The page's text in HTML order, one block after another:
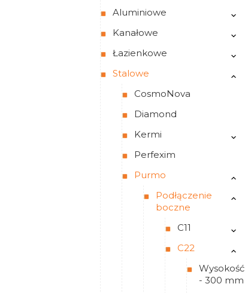
Aluminiowe
Kanałowe
Łazienkowe
Stalowe
CosmoNova
Diamond
Kermi
Perfexim
Purmo
Podłączenie
boczne
C11
C22
Wysokość
- 300 mm